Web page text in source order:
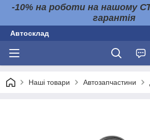
-10% на роботи на нашому
гарантія
Автосклад
Наші товари Автозапчастини